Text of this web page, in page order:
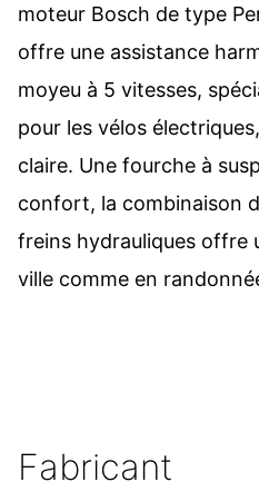
moteur Bosch de type
offre une assistance
moyeu à 5 vitesses,
pour les vélos
claire. Une fourche à
confort, la combinaison
freins hydrauliques offre
ville comme en
Fabricant